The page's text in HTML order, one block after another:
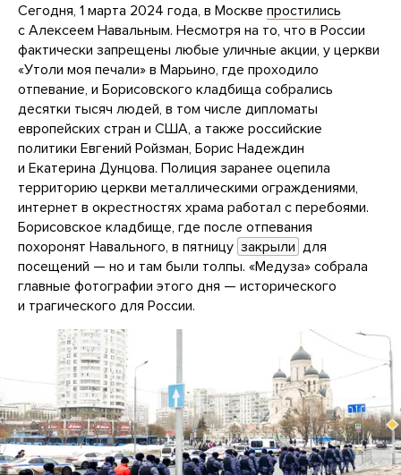
Сегодня, 1 марта 2024 года, в Москве простились
с Алексеем Навальным. Несмотря на то, что в России
фактически запрещены любые уличные акции, у церкви
«Утоли моя печали» в Марьино, где проходило
отпевание, и Борисовского кладбища собрались
десятки тысяч людей, в том числе дипломаты
европейских стран и США, а также российские
политики Евгений Ройзман, Борис Надеждин
и Екатерина Дунцова. Полиция заранее оцепила
территорию церкви металлическими ограждениями,
интернет в окрестностях храма работал с перебоями.
Борисовское кладбище, где после отпевания
похоронят Навального, в пятницу закрыли для
посещений — но и там были толпы. «Медуза» собрала
главные фотографии этого дня — исторического
и трагического для России.